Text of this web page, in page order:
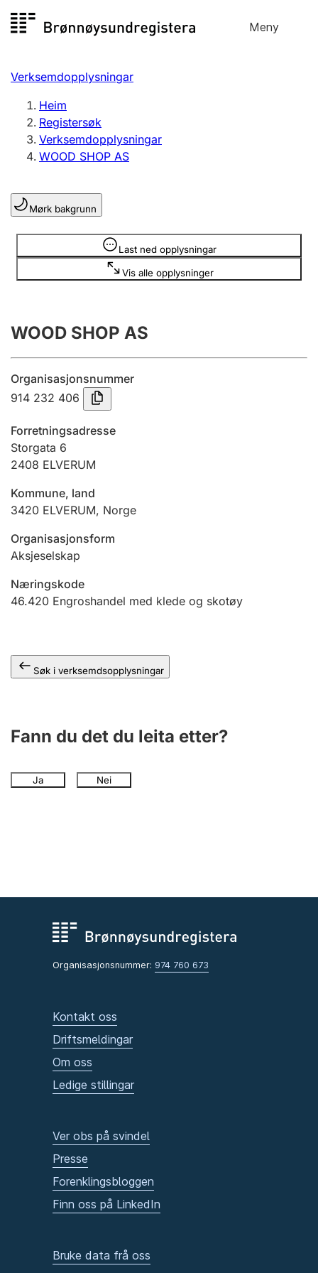
til
Meny
Registersøk
Aksjeselskap
Enkeltpersonføretak
Registrere, endre, slette
Lag og foreining
Registrere, endre, slette
Årsrekneskap
Innsending og forseinkingsgebyr
Tinglysing
Jeger
Ektepaktrettleiaren
Andre tema
Verksemdopplysningar
Heim
Registersøk
Verksemdopplysningar
WOOD SHOP AS
Mørk bakgrunn
Last ned opplysningar
Vis alle opplysninger
Opplysninger er skjult
WOOD SHOP AS
Organisasjonsnummer
914 232 406
Forretningsadresse
Storgata 6
2408 ELVERUM
Kommune, land
3420 ELVERUM, Norge
Organisasjonsform
Aksjeselskap
Næringskode
46.420 Engroshandel med klede og skotøy
Søk i verksemdsopplysningar
Fann du det du leita etter?
Ja Nei
Organisasjonsnummer: 974 760 673
Kontakt oss
Driftsmeldingar
Om oss
Ledige stillingar
Ver obs på svindel
Presse
Forenklingsbloggen
Finn oss på LinkedIn
Bruke data frå oss